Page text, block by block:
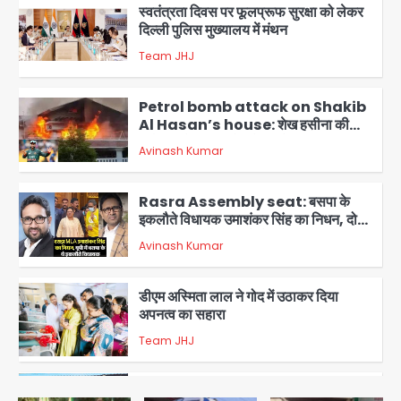
3
Petrol bomb attack on Shakib
Al Hasan’s house: शेख हसीना की
वर्चुअल प्रेस कॉन्फ्रेंस में जुड़ने पर भड़का
गुस्सा, शाकिब अल हसन के मगुरा स्थित घर पर
पेट्रोल बम से हमला
Avinash Kumar
4
Rasra Assembly seat: बसपा के
इकलौते विधायक उमाशंकर सिंह का निधन, दो
साल से कैंसर से जूझ रहे थे
Avinash Kumar
5
डीएम अस्मिता लाल ने गोद में उठाकर दिया
अपनत्व का सहारा
Team JHJ
1
आॅपरेशन विस्टा 1.0: वीजा शर्तों का उल्लंघन
करने वाले 11 बांग्लादेशी नागरिक सेंट्रल जिला
पुलिस के हत्थे चढ़े
Team JHJ
स्वतंत्रता दिवस पर फूलप्रूफ सुरक्षा को लेकर